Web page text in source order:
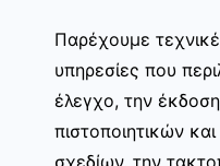
Παρέχουμε
υπηρεσίες που
έλεγχο, την
πιστοποιητικών
σχεδίων, την